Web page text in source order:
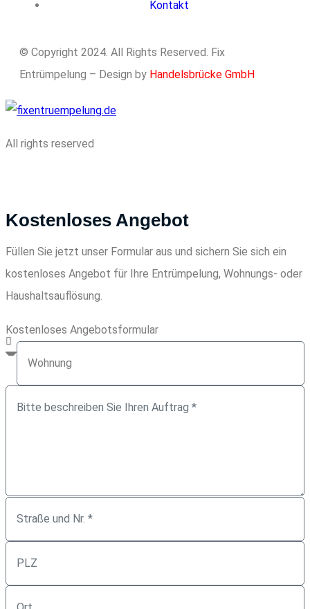
Kontakt
© Copyright 2024. All Rights Reserved. Fix
Entrümpelung – Design by Handelsbrücke GmbH
All rights reserved
Kostenloses Angebot
Füllen Sie jetzt unser Formular aus und sichern Sie sich ein
kostenloses Angebot für Ihre Entrümpelung, Wohnungs- oder
Haushaltsauflösung.
Kostenloses Angebotsformular